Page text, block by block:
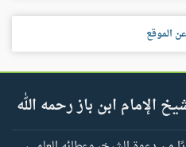
عن الموقع
الإمام ابن باز رحمه الله